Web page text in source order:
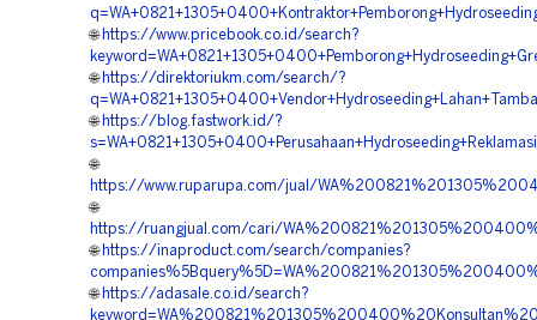
🌐 https://www.pricebook.co.id/search?
🌐 https://direktoriukm.com/search/?
🌐 https://blog.fastwork.id/?
🌐
https://www.ruparupa.com/jual/
🌐
https://ruangjual.com/cari/
🌐 https://inaproduct.com/search/companies?
🌐 https://adasale.co.id/search?